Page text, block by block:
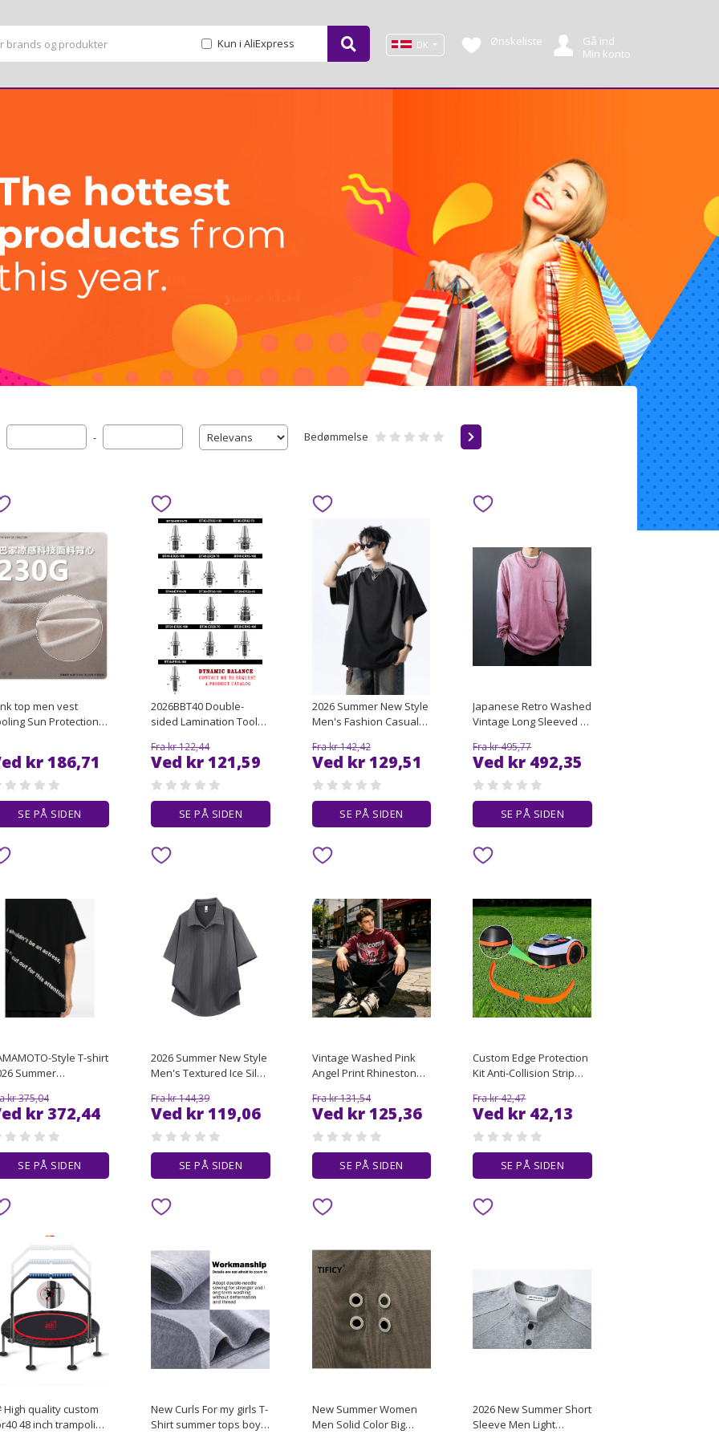
Kun i AliExpress DK Ønskeliste
Gå ind
Min konto
- Bedømmelse
top men vest
Sun Protection
Anti-Bacterial for
Running
kr 186,71
SE PÅ SIDEN
2026BBT40 Double-
sided Lamination Tool
ER Tool Holder Dynamic
Balance CNC Machining
Center CNC Tool Holder
Fra kr 122,44
Ved kr 121,59
SE PÅ SIDEN
2026 Summer New Style
Men's Fashion Casual
Patchwork T-Shirt Top
Fra kr 142,42
Ved kr 129,51
SE PÅ SIDEN
Japanese Retro Washed
Vintage Long Sleeved T-
Style Pure Cotton Loose
Round Neck Top Trendy
Fra kr 495,77
Ved kr 492,35
SE PÅ SIDEN
Style T-shirt
Summer
Short-Sleeved
Loose-Tee Shirt
Print
kr 375,04
kr 372,44
SE PÅ SIDEN
2026 Summer New Style
Men's Textured Ice Silk
Collar and Half Sleeve
Fra kr 144,39
Ved kr 119,06
SE PÅ SIDEN
Vintage Washed Pink
Angel Print Rhinestone
Streetwear Y2K Gothic
Grunge Crew Neck
Casual Graphic Tee
Fra kr 131,54
Ved kr 125,36
SE PÅ SIDEN
Custom Edge Protection
Kit Anti-Collision Strip
Mower Robots i105N
i108N i110N Enhanced
Aesthetics Durability
Fra kr 42,47
Ved kr 42,13
SE PÅ SIDEN
High quality custom
48 inch trampoline
New Curls For my girls T-
Shirt summer tops boys
New Summer Women
Men Solid Color Big
2026 New Summer Short
Sleeve Men Light